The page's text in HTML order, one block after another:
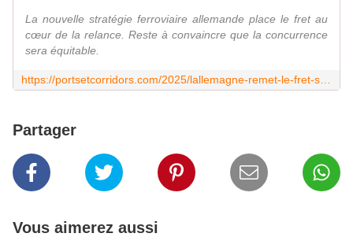
La nouvelle stratégie ferroviaire allemande place le fret au
cœur de la relance. Reste à convaincre que la concurrence
sera équitable.
Partager
Vous aimerez aussi